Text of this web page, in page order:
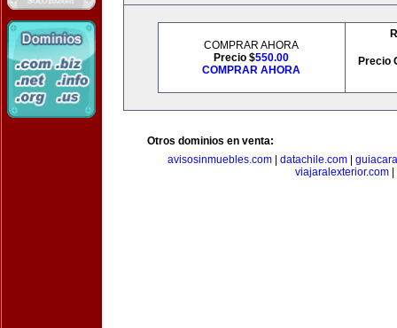
COMPRAR AHORA
Precio $550.00
COMPRAR AHORA
Precio
Otros dominios en venta:
avisosinmuebles.com
datachile.com
viajaralexterior.com